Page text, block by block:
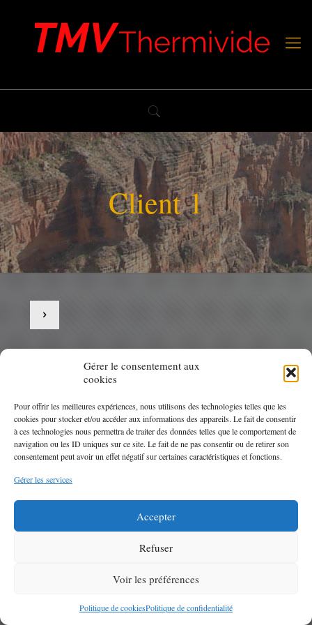
Gérer le consentement aux
cookies
Pour offrir les meilleures expériences, nous utilisons des technologies telles que les
cookies pour stocker et/ou accéder aux informations des appareils. Le fait de consentir
à ces technologies nous permettra de traiter des données telles que le comportement de
navigation ou les ID uniques sur ce site. Le fait de ne pas consentir ou de retirer son
consentement peut avoir un effet négatif sur certaines caractéristiques et fonctions.
Gérer les services
Accepter
Refuser
Voir les préférences
Politique de cookiesPolitique de confidentialité
Client 1
© 2026 T.M.V Thermivide. .Mentions légales